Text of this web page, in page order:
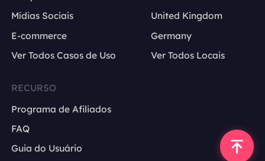
Mídias Sociais
E-commerce
Ver Todos Casos de Uso
United Kingdom
Germany
Ver Todos Locais
RECURSO
Programa de Afiliados
FAQ
Guia do Usuário